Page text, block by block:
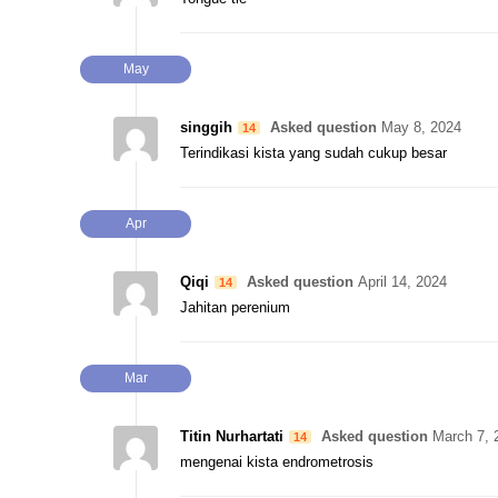
May
singgih 14 Asked question May 8, 2024
Terindikasi kista yang sudah cukup besar
Apr
Qiqi 14 Asked question April 14, 2024
Jahitan perenium
Mar
Titin Nurhartati 14 Asked question March 7,
mengenai kista endrometrosis